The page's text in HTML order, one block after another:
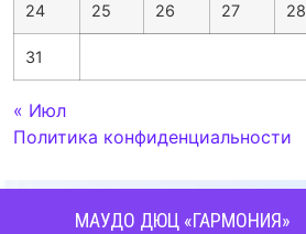
24 25 26 27 28
31
« Июл
Политика конфиденциальности
МАУДО ДЮЦ «ГАРМОНИЯ»